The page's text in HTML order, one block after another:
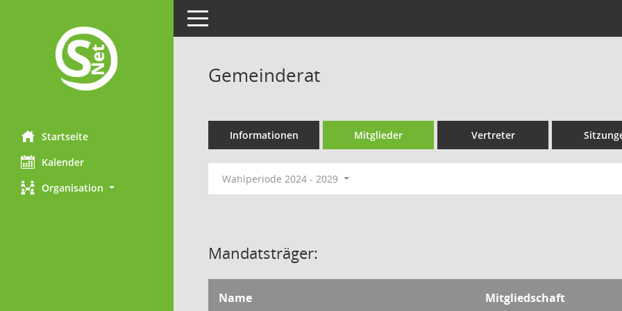
Startseite
Kalender
Organisation
Toggle navigation
Gemeinderat
Informationen Mitglieder Vertreter
Wahlperiode 2024 - 2029
Mandatsträger:
Name Mitgliedschaft